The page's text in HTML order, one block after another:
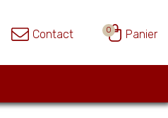
Contact 0 Panier